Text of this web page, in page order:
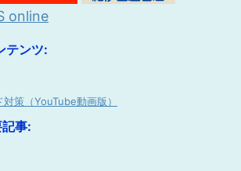
テンツ:
策（YouTube動画版）
事: